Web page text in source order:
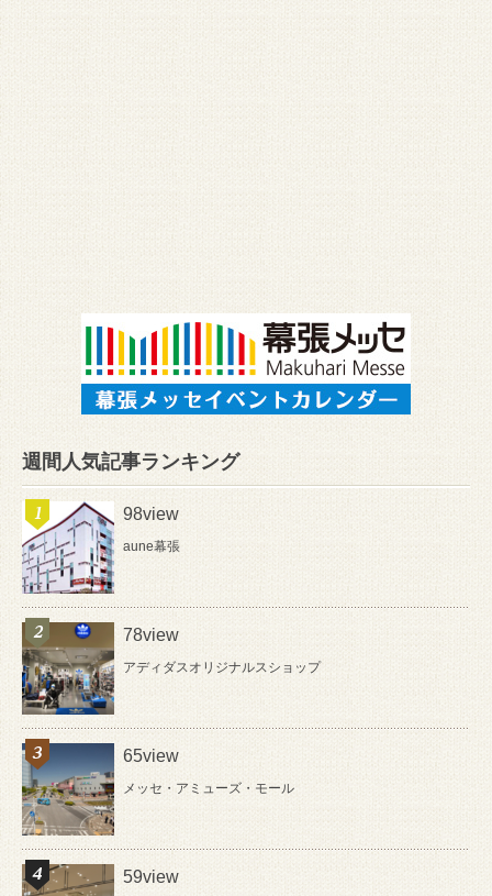
週間人気記事ランキング
98view
aune幕張
78view
アディダスオリジナルスショップ
65view
メッセ・アミューズ・モール
59view